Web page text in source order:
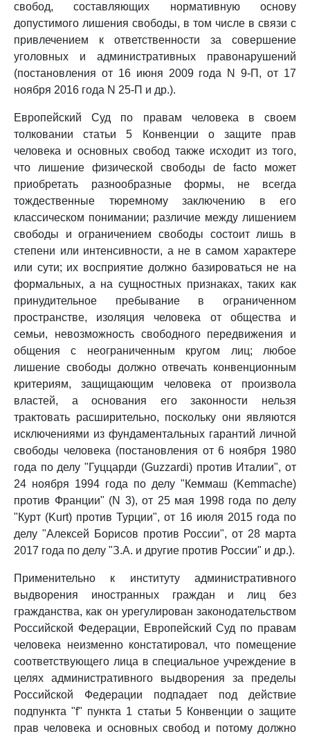
свобод, составляющих нормативную основу
допустимого лишения свободы, в том числе в связи с
привлечением к ответственности за совершение
уголовных и административных правонарушений
(постановления от 16 июня 2009 года N 9-П, от 17
ноября 2016 года N 25-П и др.).
Европейский Суд по правам человека в своем
толковании статьи 5 Конвенции о защите прав
человека и основных свобод также исходит из того,
что лишение физической свободы de facto может
приобретать разнообразные формы, не всегда
тождественные тюремному заключению в его
классическом понимании; различие между лишением
свободы и ограничением свободы состоит лишь в
степени или интенсивности, а не в самом характере
или сути; их восприятие должно базироваться не на
формальных, а на сущностных признаках, таких как
принудительное пребывание в ограниченном
пространстве, изоляция человека от общества и
семьи, невозможность свободного передвижения и
общения с неограниченным кругом лиц; любое
лишение свободы должно отвечать конвенционным
критериям, защищающим человека от произвола
властей, а основания его законности нельзя
трактовать расширительно, поскольку они являются
исключениями из фундаментальных гарантий личной
свободы человека (постановления от 6 ноября 1980
года по делу "Гуццарди (Guzzardi) против Италии", от
24 ноября 1994 года по делу "Кеммаш (Kemmache)
против Франции" (N 3), от 25 мая 1998 года по делу
"Курт (Kurt) против Турции", от 16 июля 2015 года по
делу "Алексей Борисов против России", от 28 марта
2017 года по делу "З.А. и другие против России" и др.).
Применительно к институту административного
выдворения иностранных граждан и лиц без
гражданства, как он урегулирован законодательством
Российской Федерации, Европейский Суд по правам
человека неизменно констатировал, что помещение
соответствующего лица в специальное учреждение в
целях административного выдворения за пределы
Российской Федерации подпадает под действие
подпункта "f" пункта 1 статьи 5 Конвенции о защите
прав человека и основных свобод и потому должно